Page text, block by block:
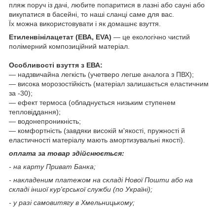
пляж поруч із дачі, любите попаритися в лазні або сауні або
викупатися в басейні, то наші сланці саме для вас.
Їх можна використовувати і як домашнє взуття.
Етиленвінілацетат (ЕВА, EVA) — це екологічно чистий
полімерний композиційний матеріал.
Особливості взуття з ЕВА:
― надзвичайна легкість (учетверо легше аналога з ПВХ);
― висока морозостійкість (матеріал залишається еластичним
за -30);
― ефект термоса (обладнується низьким ступенем
тепловіддання);
― водонепроникність;
— комфортність (завдяки високій м'якості, пружності й
еластичності матеріалу мають амортизувальні якості).
оплата за товар здійснюється:
- на карту Приват Банка;
- накладеним платежом на складі Нової Пошти або на
складі іншої кур'єрської служби (по Україні);
- у разі самовитягу в Хмельницькому;